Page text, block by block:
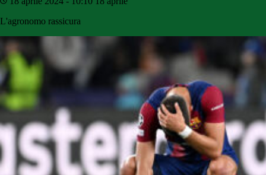
L'agronomo rassicura